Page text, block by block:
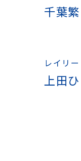
千葉繁
レイリ
上田